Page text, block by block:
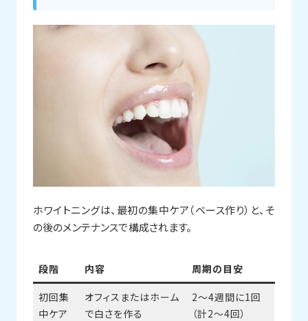
ホワイトニングは、最初の集中ケア（ベース作り）と、そ
の後のメンテナンスで構成されます。
段階 内容 周期の目安
初回集
中ケア
オフィスまたはホーム
で白さを作る
2〜4週間に1回
（計2〜4回）